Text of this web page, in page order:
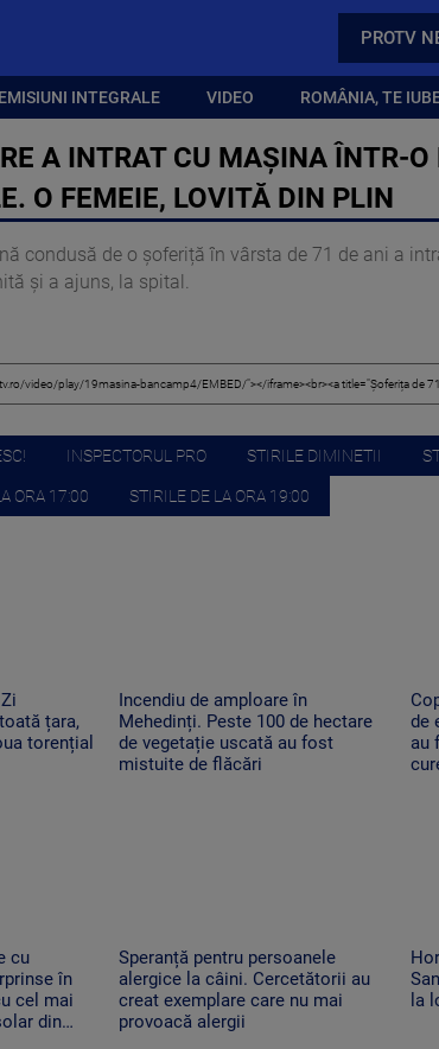
PROTV
EMISIUNI INTEGRALE VIDEO ROMÂNIA, TE
A INTRAT CU MAȘINA ÎNTR-
O FEMEIE, LOVITĂ DIN PLIN
condusă de o șoferiță în vârsta de 71 de ani a
și a ajuns, la spital.
INSPECTORUL PRO STIRILE DIMINETII
ORA 17:00 STIRILE DE LA ORA 19:00
țara,
torențial
Incendiu de amploare în
Mehedinți. Peste 100 de hectare
de vegetație uscată au fost
mistuite de flăcări
de
au
cu
în
cel mai
din
Speranță pentru persoanele
alergice la câini. Cercetătorii au
creat exemplare care nu mai
provoacă alergii
la